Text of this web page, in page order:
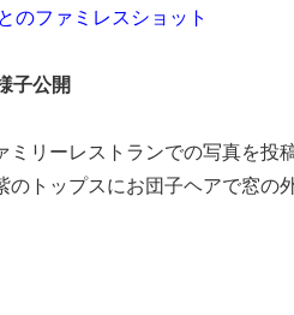
のファミレスショット
子公開
リーレストランでの写真を投
トップスにお団子ヘアで窓の